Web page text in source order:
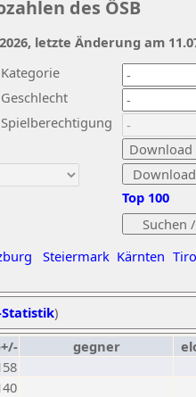
des ÖSB
Kategorie
Geschlecht
Spielberechtigung
Steiermark Kärnten
Top 100
letzte Änderung am
)
gegner